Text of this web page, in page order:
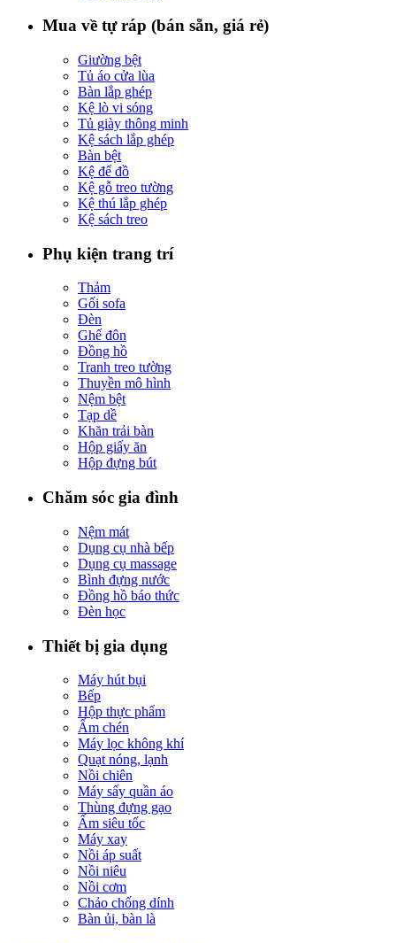
Mua về tự ráp (bán sẵn, giá rẻ)
Giường bệt
Tủ áo cửa lùa
Bàn lắp ghép
Kệ lò vi sóng
Tủ giày thông minh
Kệ sách lắp ghép
Bàn bệt
Kệ để đồ
Kệ gỗ treo tường
Kệ thú lắp ghép
Kệ sách treo
Phụ kiện trang trí
Thảm
Gối sofa
Đèn
Ghế đôn
Đồng hồ
Tranh treo tường
Thuyền mô hình
Nệm bệt
Tạp dề
Khăn trải bàn
Hộp giấy ăn
Hộp đựng bút
Chăm sóc gia đình
Nệm mát
Dụng cụ nhà bếp
Dụng cụ massage
Bình đựng nước
Đồng hồ báo thức
Đèn học
Thiết bị gia dụng
Máy hút bụi
Bếp
Hộp thực phẩm
Ấm chén
Máy lọc không khí
Quạt nóng, lạnh
Nồi chiên
Máy sấy quần áo
Thùng đựng gạo
Ấm siêu tốc
Máy xay
Nồi áp suất
Nồi niêu
Nồi cơm
Chảo chống dính
Bàn ủi, bàn là